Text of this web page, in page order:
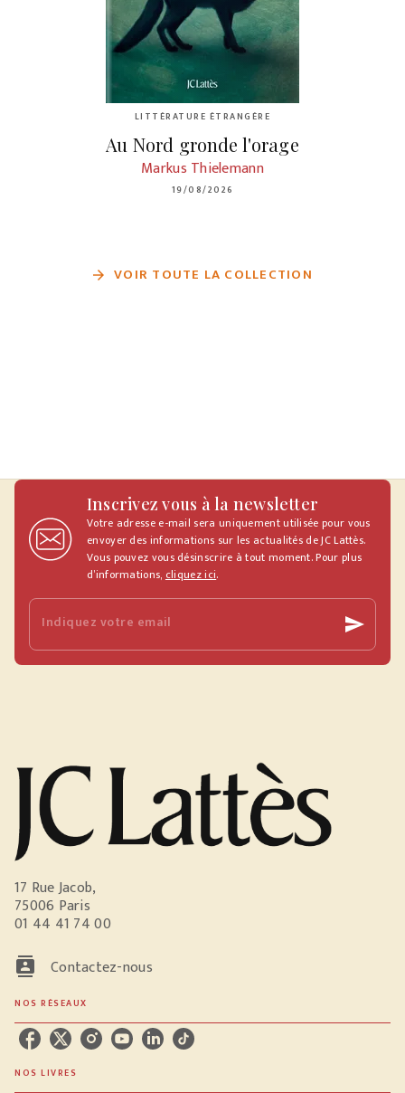
LITTÉRATURE ÉTRANGÈRE
Au Nord gronde l'orage
Markus Thielemann
19/08/2026
arrow_forward VOIR TOUTE LA COLLECTION
Inscrivez vous à la newsletter
Votre adresse e-mail sera uniquement utilisée pour vous
envoyer des informations sur les actualités de JC Lattès.
Vous pouvez vous désinscrire à tout moment. Pour plus
d’informations,cliquez ici.
Indiquez votre email send
17 Rue Jacob,
75006 Paris
01 44 41 74 00
contacts Contactez-nous
NOS RÉSEAUX
NOS LIVRES